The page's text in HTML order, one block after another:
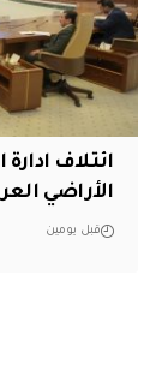
ائتلاف
الأراضي
قبل يومين